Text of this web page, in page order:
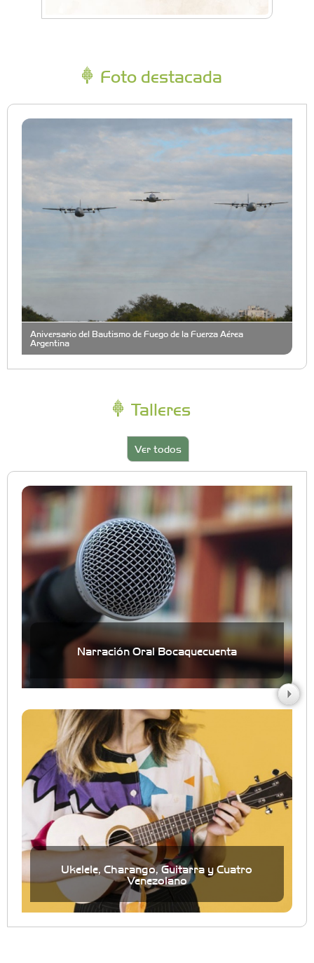
Foto destacada
Aniversario del Bautismo de Fuego de la Fuerza Aérea
Argentina
Talleres
Ver todos
Narración Oral Bocaquecuenta
Ukelele, Charango, Guitarra y Cuatro
Venezolano